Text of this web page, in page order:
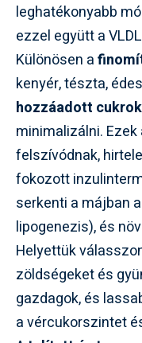
leghatékonyabb
ezzel együtt a
Különösen a
kenyér, tészta,
hozzáadott cukrok
minimalizálni.
felszívódnak,
fokozott
serkenti a májban
lipogenezis), és
Helyettük
zöldségeket és
gazdagok, és
a vércukorszintet